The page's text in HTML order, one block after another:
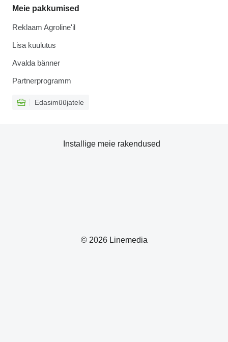
Meie pakkumised
Reklaam Agroline'il
Lisa kuulutus
Avalda bänner
Partnerprogramm
Edasimüüjatele
© 2026 Linemedia
Installige meie rakendused